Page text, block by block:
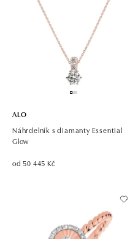
ALO
Náhrdelník s diamanty Essential
Glow
od 50 445 Kč